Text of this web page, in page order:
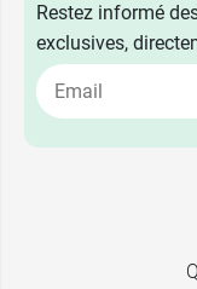
Restez informé
exclusives,